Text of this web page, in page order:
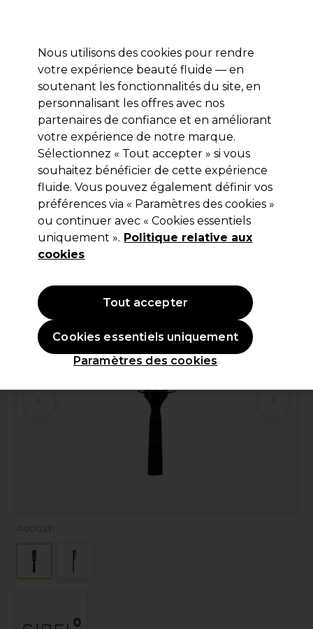
Se connecter
Marques Bons plans Coiffure Electro et Matériel
Livraison et délais
lire la suite
Sibel
Sibel Brosse araignée L - Croc Noir
)
1,70 €Hors TVA (TARIF PROFESSIONNEL)
2,04 €TVA incluse)
P000231
Nous utilisons des cookies pour rendre
votre expérience beauté fluide — en
soutenant les fonctionnalités du site, en
personnalisant les offres avec nos
partenaires de confiance et en améliorant
votre expérience de notre marque.
Sélectionnez « Tout accepter » si vous
souhaitez bénéficier de cette expérience
fluide. Vous pouvez également définir vos
préférences via « Paramètres des cookies »
ou continuer avec « Cookies essentiels
uniquement ». Politique relative aux
cookies
Paramètres des cookies
Cookies essentiels uniquement
Tout accepter